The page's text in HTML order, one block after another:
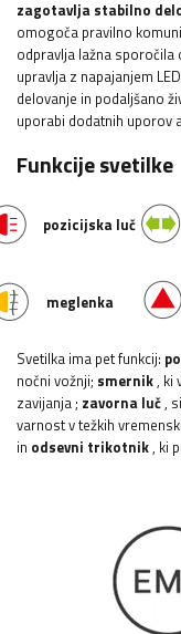
zagotavlja stabilno
omogoča pravilno
odpravlja lažna
upravlja z napajanjem
delovanje in podaljšano
uporabi dodatnih uporov
Funkcije svetilke
pozicijska luč
meglenka
Svetilka ima pet funkcij:
nočni vožnji; smernik, ki
zavijanja; zavorna luč,
varnost v težkih
in odsevni trikotnik, ki